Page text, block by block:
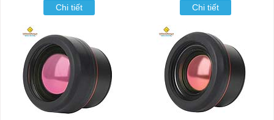
Chi tiết Chi tiết